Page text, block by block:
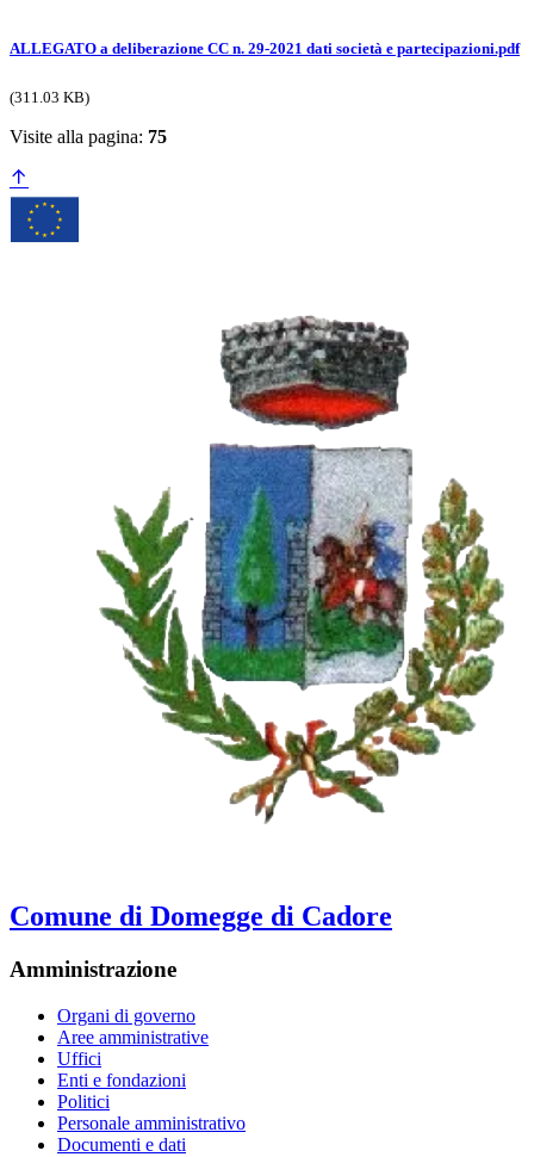
ALLEGATO a deliberazione CC n. 29-2021 dati società e partecipazioni.pdf
(311.03 KB)
Visite alla pagina: 75
Comune di Domegge di Cadore
Amministrazione
Organi di governo
Aree amministrative
Uffici
Enti e fondazioni
Politici
Personale amministrativo
Documenti e dati